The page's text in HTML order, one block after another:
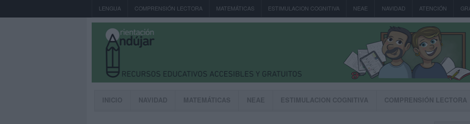
LENGUA COMPRENSIÓN LECTORA MATEMÁTICAS ESTIMULACION COGNITIVA NEAE NAVIDAD ATENCIÓN
INICIO NAVIDAD MATEMÁTICAS NEAE ESTIMULACION COGNITIVA COMPRENSIÓN LECTORA